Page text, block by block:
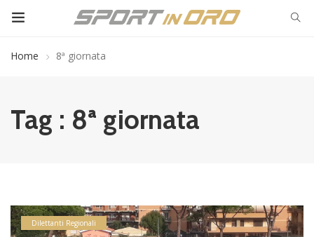
Home 8ª giornata
Tag : 8ª giornata
Dilettanti Regionali